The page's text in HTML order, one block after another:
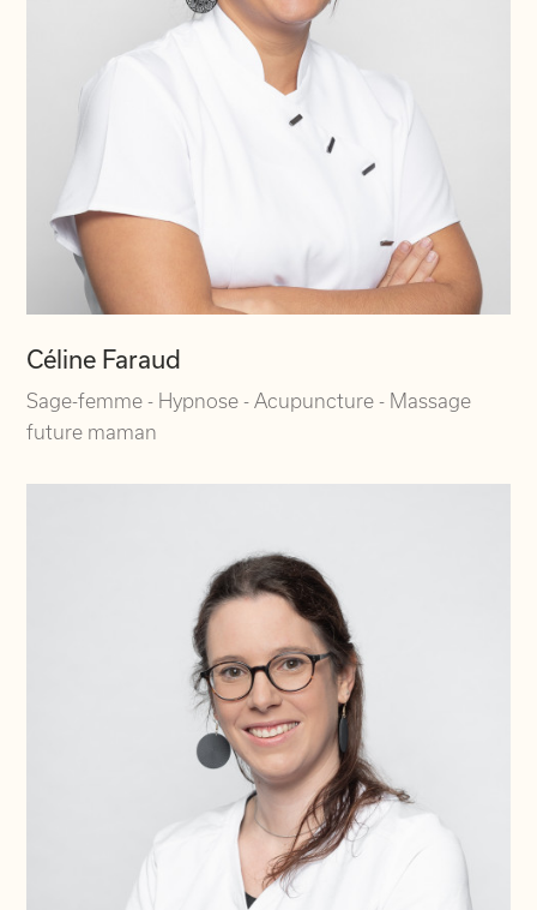
Céline Faraud
Sage-femme - Hypnose - Acupuncture - Massage
future maman